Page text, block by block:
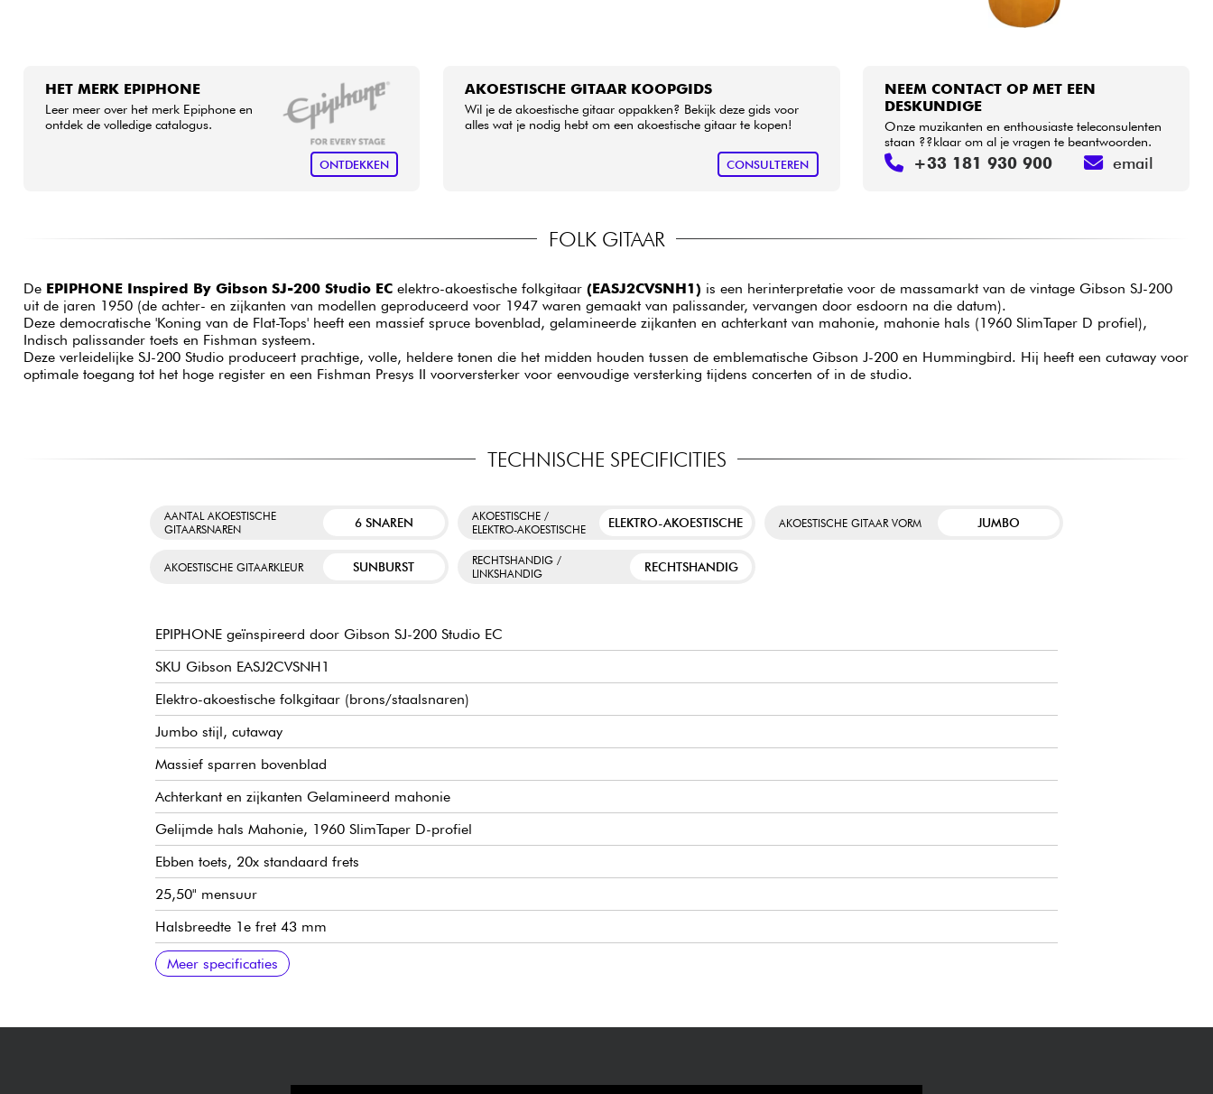
HET MERK EPIPHONE
Leer meer over het merk Epiphone en
ontdek de volledige catalogus.
ONTDEKKEN
AKOESTISCHE GITAAR KOOPGIDS
Wil je de akoestische gitaar oppakken? Bekijk deze gids voor
alles wat je nodig hebt om een akoestische gitaar te kopen!
CONSULTEREN
NEEM CONTACT OP MET EEN
DESKUNDIGE
Onze muzikanten en enthousiaste teleconsulenten
staan ??klaar om al je vragen te beantwoorden.
+33 181 930 900 email
FOLK GITAAR
De EPIPHONE Inspired By Gibson SJ-200 Studio ECelektro-akoestische folkgitaar (EASJ2CVSNH1) is een herinterpretatie voor de massamarkt van de vintage Gibson SJ-200
uit de jaren 1950 (de achter- en zijkanten van modellen geproduceerd voor 1947 waren gemaakt van palissander, vervangen door esdoorn na die datum).
Deze democratische 'Koning van de Flat-Tops' heeft een massief spruce bovenblad, gelamineerde zijkanten en achterkant van mahonie, mahonie hals (1960 SlimTaper D profiel),
Indisch palissander toets en Fishman systeem.
Deze verleidelijke SJ-200 Studio produceert prachtige, volle, heldere tonen die het midden houden tussen de emblematische Gibson J-200 en Hummingbird. Hij heeft een cutaway voor
optimale toegang tot het hoge register en een Fishman Presys II voorversterker voor eenvoudige versterking tijdens concerten of in de studio.
TECHNISCHE SPECIFICITIES
AANTAL AKOESTISCHE
GITAARSNAREN
6 SNAREN
AKOESTISCHE /
ELEKTRO-AKOESTISCHE
ELEKTRO-AKOESTISCHE AKOESTISCHE GITAAR VORM JUMBO
AKOESTISCHE GITAARKLEUR SUNBURST
RECHTSHANDIG /
LINKSHANDIG
RECHTSHANDIG
EPIPHONE geïnspireerd door Gibson SJ-200 Studio EC
SKU Gibson EASJ2CVSNH1
Elektro-akoestische folkgitaar (brons/staalsnaren)
Jumbo stijl, cutaway
Massief sparren bovenblad
Achterkant en zijkanten Gelamineerd mahonie
Gelijmde hals Mahonie, 1960 SlimTaper D-profiel
Ebben toets, 20x standaard frets
25,50" mensuur
Halsbreedte 1e fret 43 mm
Palissander brug
Fishman Presys II voorversterker (volume, bas, treble, fase)
Epiphone Deluxe stemmechanieken met Keystone Button
Plastic kam
Verkocht met Epiphone standaard gigbag
Meer specificaties